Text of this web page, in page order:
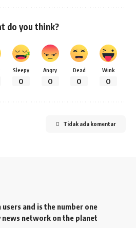
do you think?
Sleepy
0
Angry
0
Dead
0
Wink
0
Tidak ada komentar
and is the number one
news network on the planet